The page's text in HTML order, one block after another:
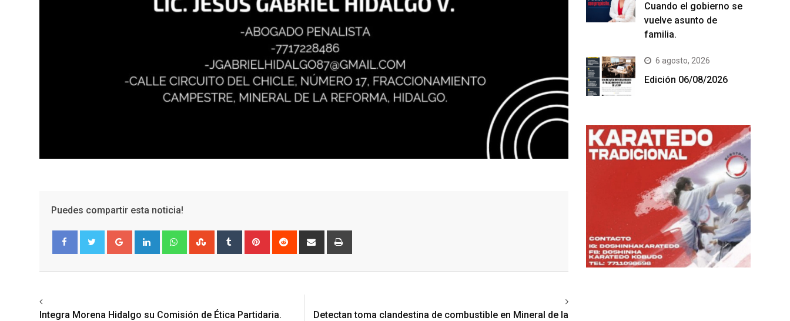
Puedes compartir esta noticia!
Google+ LinkedIn WhatsappStumbleUpon
Tumblr Pinterest Reddit
Share
Integra Morena Hidalgo su Comisión de Ética Partidaria.
Detectan toma clandestina de combustible en Mineral de la
Cuando el gobierno se
vuelve asunto de
familia.
6 agosto, 2026
Edición 06/08/2026